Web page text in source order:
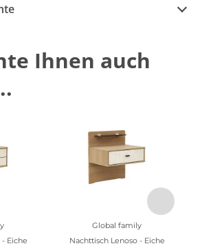
Ihnen auch
Eiche
Global family
Nachttisch Lenoso - Eiche